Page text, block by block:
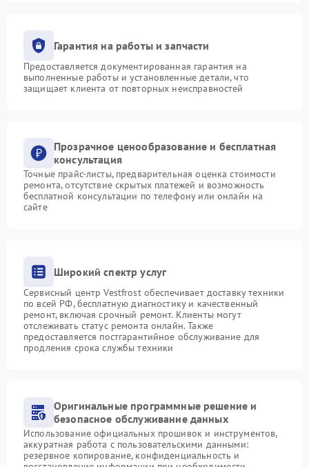
Гарантия на работы и запчасти
Предоставляется документированная гарантия на
выполненные работы и установленные детали, что
защищает клиента от повторных неисправностей
Прозрачное ценообразование и бесплатная
консультация
Точные прайс-листы, предварительная оценка стоимости
ремонта, отсутствие скрытых платежей и возможность
бесплатной консультации по телефону или онлайн на
сайте
Широкий спектр услуг
Сервисный центр Vestfrost обеспечивает доставку техники
по всей РФ, бесплатную диагностику и качественный
ремонт, включая срочный ремонт. Клиенты могут
отслеживать статус ремонта онлайн. Также
предоставляется постгарантийное обслуживание для
продления срока службы техники
Оригинальные программные решение и
безопасное обслуживание данных
Использование официальных прошивок и инструментов,
аккуратная работа с пользовательскими данными:
резервное копирование, конфиденциальность и